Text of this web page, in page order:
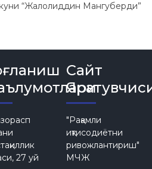
“Жалолиддин Мангуберди”
27 уй
Сайт
"Рақамли
иқтисодиётни
ривожлантириш"
МЧЖ